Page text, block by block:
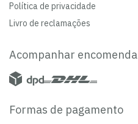
Política de privacidade
Livro de reclamações
Acompanhar encomenda
Formas de pagamento